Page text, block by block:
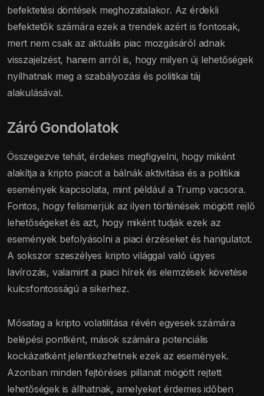
befektetési döntések meghozatalakor. Az érdekli
befektetők számára ezek a trendek azért is fontosak,
mert nem csak az aktuális piac mozgásáról adnak
visszajelzést, hanem arról is, hogy milyen új lehetőségek
nyílhatnak meg a szabályozási és politikai táj
alakulásával.
Záró Gondolatok
Összegezve tehát, érdekes megfigyelni, hogy miként
alakítja a kripto piacot a bálnák aktivitása és a politikai
események kapcsolata, mint például a Trump vacsora.
Fontos, hogy felismerjük az ilyen történések mögött rejlő
lehetőségeket és azt, hogy miként tudják ezek az
események befolyásolni a piaci érzéseket és hangulatot.
A sokszor szeszélyes kripto világgal való ügyes
lavírozás, valamint a piaci hírek és elemzések követése
kulcsfontosságú a sikerhez.
Mósatag a kripto volatilitása révén egyesek számára
belépési pontként, mások számára potenciális
kockázatként jelentkezhetnek ezek az események.
Azonban minden fejtöréses pillanat mögött rejtett
lehetőségek is állhatnak, amelyeket érdemes időben